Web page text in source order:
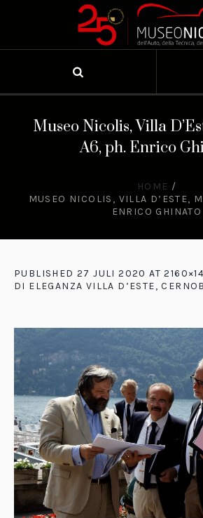
Museo Nicolis, Villa
A6, ph. Enrico
HOME /
MUSEO NICOLIS, VILLA D’ESTE,
ENRICO GHINATO
PUBLISHED 27 JULI 2020 AT
DI ELEGANZA VILLA D’ESTE,